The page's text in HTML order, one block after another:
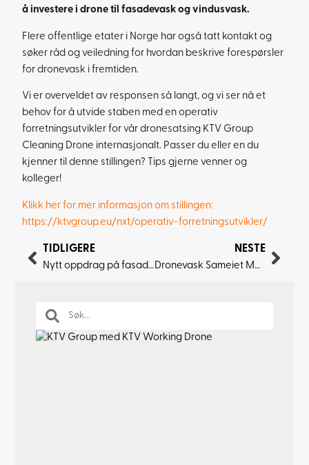
å investere i drone til fasadevask og vindusvask.
Flere offentlige etater i Norge har også tatt kontakt og
søker råd og veiledning for hvordan beskrive forespørsler
for dronevask i fremtiden.
Vi er overveldet av responsen så langt, og vi ser nå et
behov for å utvide staben med en operativ
forretningsutvikler for vår dronesatsing KTV Group
Cleaning Drone internasjonalt. Passer du eller en du
kjenner til denne stillingen? Tips gjerne venner og
kolleger!
Klikk her for mer informasjon om stillingen:
https://ktvgroup.eu/nxt/operativ-forretningsutvikler/
TIDLIGERE
Nytt oppdrag på fasadevask for NKS Olaviken
NESTE
Dronevask Sameiet Madam Felle i Bergen